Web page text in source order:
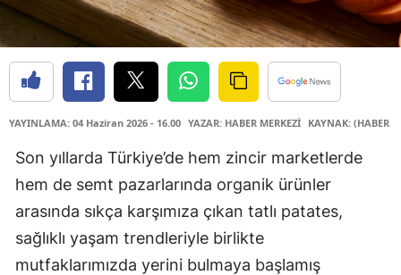
YAYINLAMA: 04 Haziran 2026 - 16.00 YAZAR: HABER MERKEZİ KAYNAK: (HABER
Son yıllarda Türkiye’de hem zincir marketlerde
hem de semt pazarlarında organik ürünler
arasında sıkça karşımıza çıkan tatlı patates,
sağlıklı yaşam trendleriyle birlikte
mutfaklarımızda yerini bulmaya başlamış